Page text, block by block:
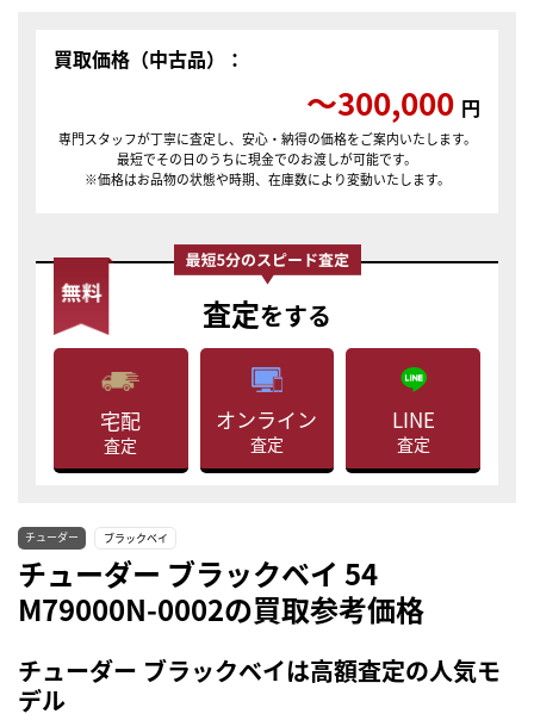
買取価格（中古品）：
〜300,000 円
専門スタッフが丁寧に査定し、安心・納得の価格をご案内いたします。
最短でその日のうちに現金でのお渡しが可能です。
※価格はお品物の状態や時期、在庫数により変動いたします。
査定をする
宅配
査定
オンライン
査定
LINE
査定
チューダー ブラックベイ
チューダー ブラックベイ 54
M79000N-0002の買取参考価格
チューダー ブラックベイは高額査定の人気モ
デル